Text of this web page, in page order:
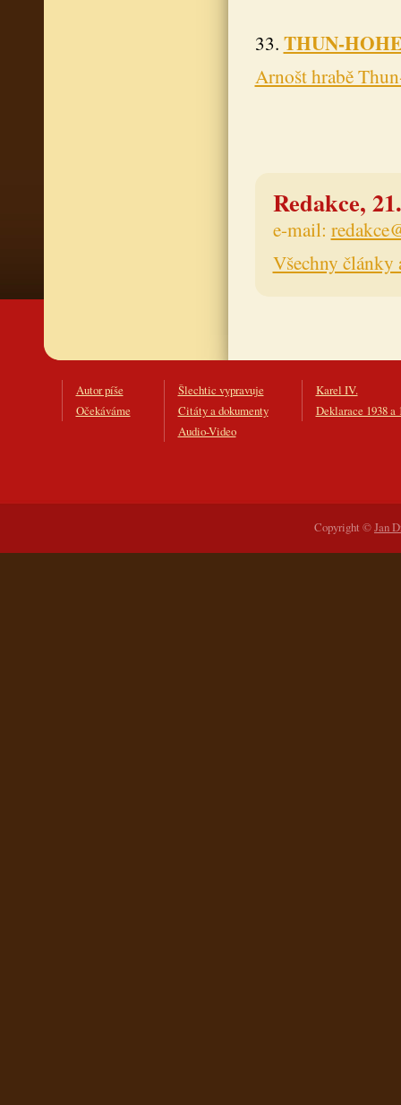
33. THUN-
Arnošt hrabě
Redakce,
e-mail:
Všechny články
Autor píše
Očekáváme
Šlechtic vypravuje
Citáty a dokumenty
Audio-Video
Karel IV.
Deklarace 1938 a
Copyright ©Jan